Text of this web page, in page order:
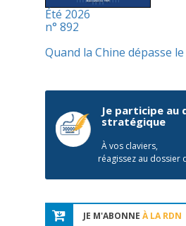
Été 2026
n° 892
Quand la Chine dépasse
Je participe au
stratégique
À vos claviers,
réagissez au dossier
JE M'ABONNE À LA RDN